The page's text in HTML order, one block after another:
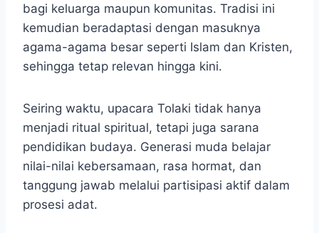
bagi keluarga maupun komunitas. Tradisi ini
kemudian beradaptasi dengan masuknya
agama-agama besar seperti Islam dan Kristen,
sehingga tetap relevan hingga kini.
Seiring waktu, upacara Tolaki tidak hanya
menjadi ritual spiritual, tetapi juga sarana
pendidikan budaya. Generasi muda belajar
nilai-nilai kebersamaan, rasa hormat, dan
tanggung jawab melalui partisipasi aktif dalam
prosesi adat.